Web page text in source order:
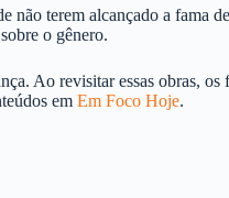
terem alcançado a fama
o gênero.
Ao revisitar essas obras,
em Em Foco Hoje.